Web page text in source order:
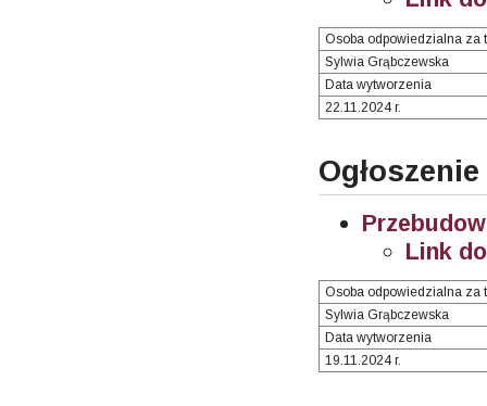
Osoba odpowiedzialna za
Sylwia Grąbczewska
Data wytworzenia
22.11.2024 r.
Link
Osoba odpowiedzialna za
Sylwia Grąbczewska
Data wytworzenia
19.11.2024 r.